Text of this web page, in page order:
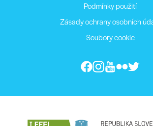
Podmínky použití
Zásady ochrany osobních
Soubory cookie